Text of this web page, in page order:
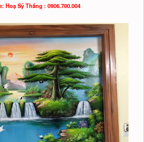
HoạSỹ Thắng : 0906.700.004